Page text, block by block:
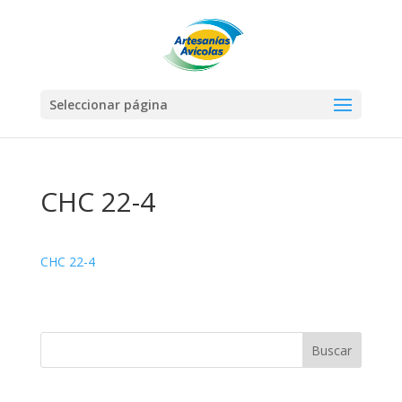
Seleccionar página
CHC 22-4
CHC 22-4